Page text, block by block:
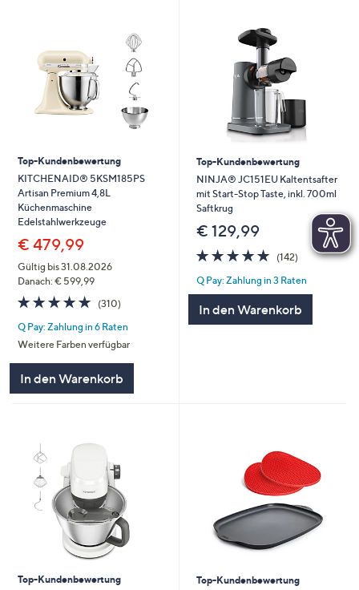
Top-Kundenbewertung
KITCHENAID® 5KSM185PS
Artisan Premium 4,8L
Küchenmaschine
Edelstahlwerkzeuge
€ 479,99
Gültig bis 31.08.2026
Danach: € 599,99
4.7
von
5
(310)310
Q Pay: Zahlung in 6 Raten
Weitere Farben verfügbar
In den Warenkorb
Top-Kundenbewertung
NINJA® JC151EU Kaltentsafter
mit Start-Stop Taste, inkl. 700ml
Saftkrug
€ 129,99
4.7
von
5
(142)142
Q Pay: Zahlung in 3 Raten
In den Warenkorb
Top-Kundenbewertung
Top-Kundenbewertung